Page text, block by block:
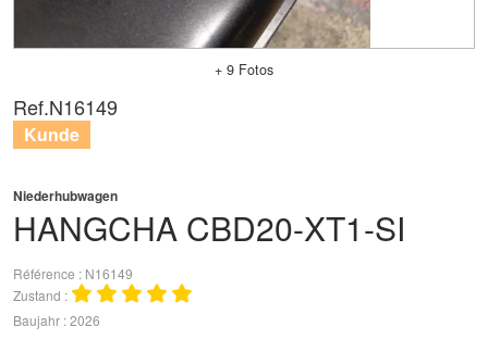
+ 9 Fotos
HANGCHA CBD20-XT1-SI
Niederhubwagen
Référence
N16149
Zustand
Baujahr 2026
Ref.N16149
Kunde